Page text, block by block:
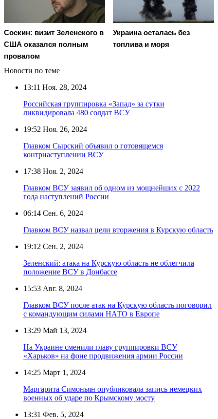
Соскин: визит Зеленского в
США оказался полным
провалом
Украина осталась без
топлива и моря
Новости по теме
13:11 Ноя. 28, 2024
Российская группировка «Запад» за сутки
ликвидировала 480 солдат ВСУ
19:52 Ноя. 26, 2024
Главком Сырский объявил о готовящемся
контрнаступлении ВСУ
17:38 Ноя. 2, 2024
Главком ВСУ заявил об одном из мощнейших с 2022
года наступлений России
06:14 Сен. 6, 2024
Главком ВСУ назвал цели вторжения в Курскую область
19:12 Сен. 2, 2024
Зеленский: атака на Курскую область не облегчила
положение ВСУ в Донбассе
15:53 Авг. 8, 2024
Главком ВСУ после атак на Курскую область поговорил
с командующим силами НАТО в Европе
13:29 Май 13, 2024
На Украине сменили главу группировки ВСУ
«Харьков» на фоне продвижения армии России
14:25 Март 1, 2024
Маргарита Симоньян опубликовала запись немецких
военных об ударе по Крымскому мосту
13:31 Фев. 5, 2024